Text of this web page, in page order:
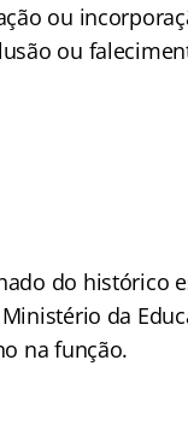
ou
ou
do histórico
da
na função.